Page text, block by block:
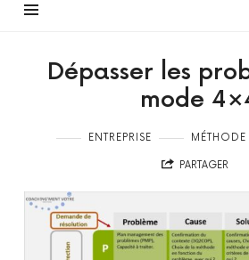
Dépasser les
mode
ENTREPRISE MÉTHODE
PARTAGER